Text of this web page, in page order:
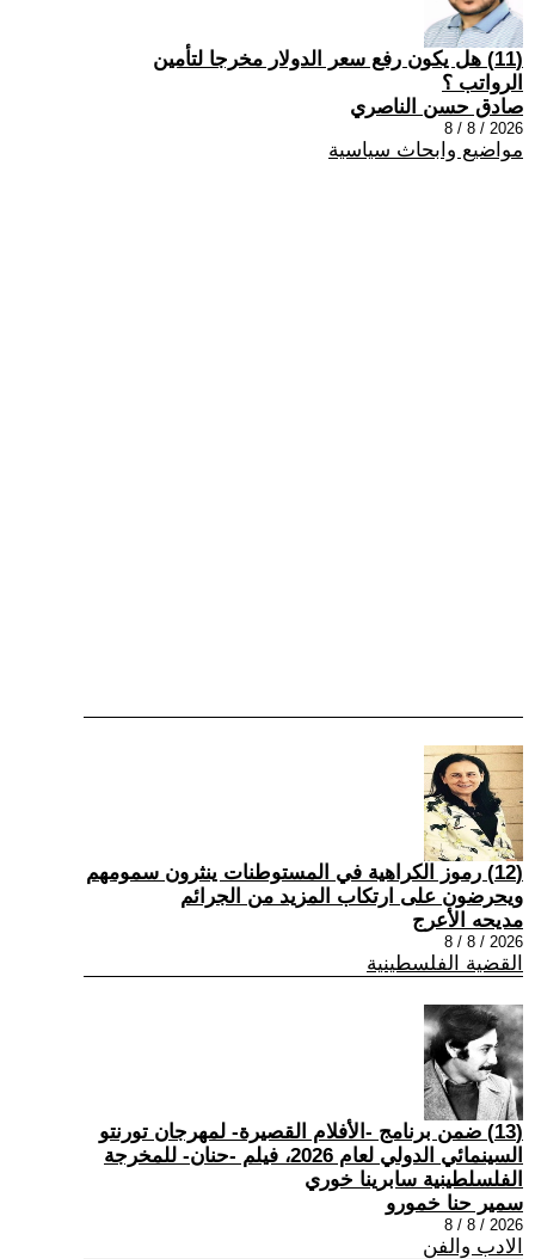
(11) هل يكون رفع سعر الدولار مخرجا لتأمين
الرواتب ؟
صادق حسن الناصري
2026 / 8 / 8
مواضيع وابحاث سياسية
(12) رموز الكراهية في المستوطنات ينثرون سمومهم
ويحرضون على ارتكاب المزيد من الجرائم
مديحه الأعرج
2026 / 8 / 8
القضية الفلسطينية
(13) ضمن برنامج -الأفلام القصيرة- لمهرجان تورنتو
السينمائي الدولي لعام 2026، فيلم -حنان- للمخرجة
الفلسلطينية سابرينا خوري
سمير حنا خمورو
2026 / 8 / 8
الادب والفن